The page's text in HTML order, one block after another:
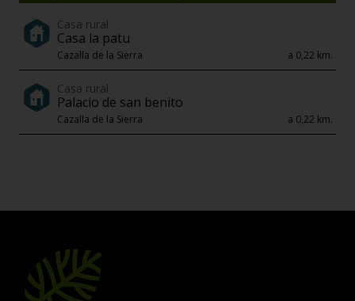
Casa rural
Casa la patu
Cazalla de la Sierra a 0,22 km.
Casa rural
Palacio de san benito
Cazalla de la Sierra a 0,22 km.